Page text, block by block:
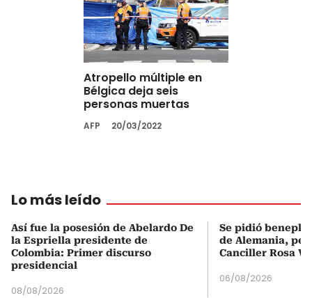
Atropello múltiple en
Bélgica deja seis
personas muertas
AFP 20/03/2022
Lo más leído
Así fue la posesión de Abelardo De
la Espriella presidente de
Colombia: Primer discurso
presidencial
08/08/2026
Se pidió
de Alemania,
Canciller Rosa
06/08/2026